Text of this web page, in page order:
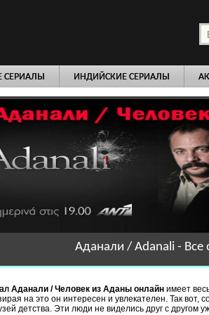
СЕРИАЛЫ ИНДИЙСКИЕ СЕРИАЛЫ
Аданали / Adanali - Все
Аданали / Человек из Аданы онлайн имеет
на это он интересен и увлекателен. Так вот,
детства. Эти люди не виделись друг с другом